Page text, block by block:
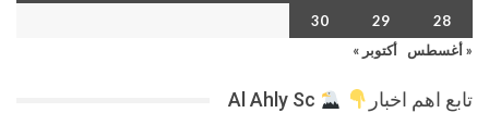
28
29
30
« أغسطس
أكتوبر »
تابع اهم اخبار